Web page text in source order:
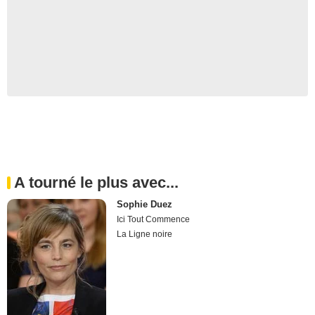
A tourné le plus avec...
Sophie Duez
Ici Tout Commence
La Ligne noire